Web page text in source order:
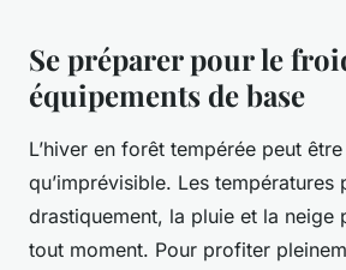
Se préparer pour le
équipements de base
L’hiver en forêt tempérée peut
qu’imprévisible. Les températures
drastiquement, la pluie et la neige
tout moment. Pour profiter